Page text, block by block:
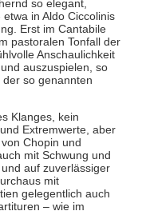
so elegant,
in Aldo Ciccolinis
Erst im Cantabile
pastoralen Tonfall der
Anschaulichkeit
auszuspielen, so
so genannten
Klanges, kein
Extremwerte, aber
Chopin und
mit Schwung und
auf zuverlässiger
mit
gelegentlich auch
– wie im